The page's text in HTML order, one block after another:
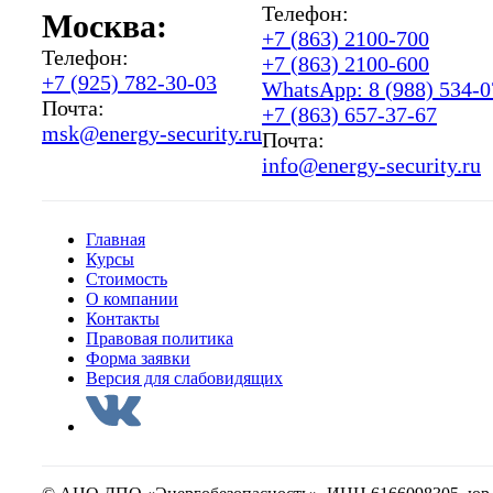
Москва:
Телефон:
+7 (925) 782-30-03
Почта:
msk@energy-security.ru
Телефон:
+7 (863) 2100-700
+7 (863) 2100-600
WhatsApp: 8 (988) 534-
+7 (863) 657-37-67
Почта:
info@energy-security.ru
Главная
Курсы
Стоимость
О компании
Контакты
Правовая политика
Форма заявки
Версия для слабовидящих